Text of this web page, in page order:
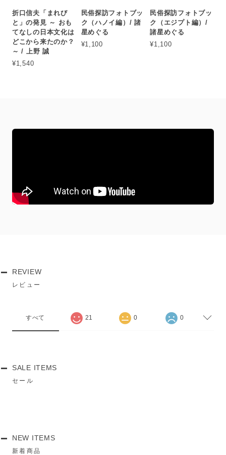
折口信夫「まれび
と」の発見 ～ おも
てなしの日本文化は
どこから来たのか？
～ / 上野 誠
¥1,540
民俗探訪フォトブッ
ク（ハノイ編）/ 諸
星めぐる
¥1,100
民俗探訪フォトブッ
ク（エジプト編）/
諸星めぐる
¥1,100
REVIEW
レビュー
すべて 21 0 0
SALE ITEMS
セール
NEW ITEMS
新着商品